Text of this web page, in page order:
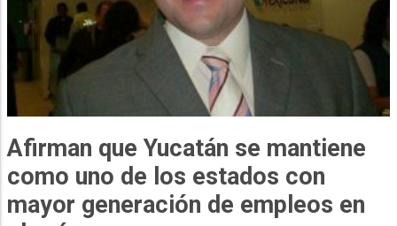
Afirman que Yucatán se mantiene
como uno de los estados con
mayor generación de empleos en